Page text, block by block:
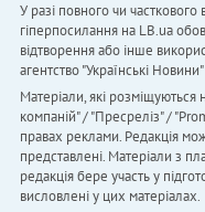
У разі повного чи часткового
гіперпосилання на LB.ua
відтворення або інше
агентство "Українськi
Матеріали, які
компаній" / "Пресреліз" /
правах реклами. Редакція
представлені. Матеріали з
редакція бере участь у
висловлені у цих матеріалах.